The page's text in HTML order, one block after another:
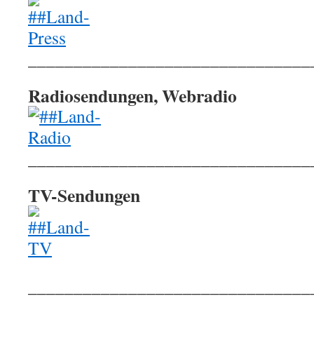
Radiosendungen, Webradio
TV-Sendungen